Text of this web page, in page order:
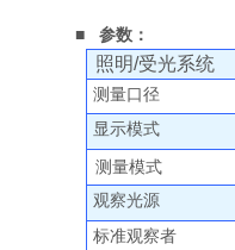
■ 参数：
照明/受光系统
测量口径
显示模式
测量模式
观察光源
标准观察者